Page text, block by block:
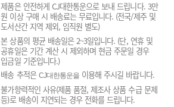
제품은 안전하게 CJ대한통운으로 보내 드립니다. 3만
원 이상 구매 시 배송료는 무료입니다. (전국/제주 및
도서산간 지역 제외, 임직원 별도)
본 상품의 평균 배송일은 2~3일입니다. (단, 연휴 및
공휴일은 기간 계산 시 제외하며 현금 주문일 경우
입금일 기준입니다.)
배송 추적은 CJ대한통운을 이용해 주시길 바랍니다.
불가항력적인 사유(제품 품절, 제조사 상품 수급 문제
등)로 배송이 지연되는 경우 전화를 드립니다.